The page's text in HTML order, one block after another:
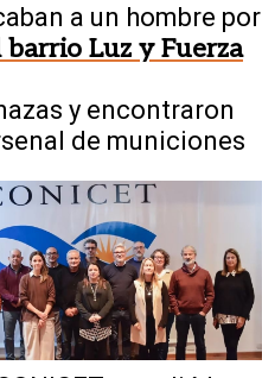
barrio Luz y Fuerza
a un hombre por
y encontraron
de municiones